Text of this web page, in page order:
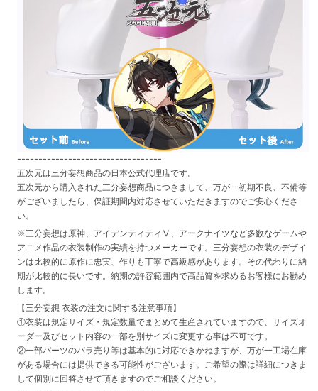
----------------------------------
五次元は三分妄想商品の日本公式代理店です。
五次元から購入された三分妄想商品につきまして、万が一初期不良、不備等
がございましたら、保証期間内対応させていただきますのでご安心くださ
い。
※三分妄想は原神、アイデンティティⅤ、アークナイツなど多数なゲームや
アニメ作品の衣装制作の実績を持つメーカーです。三分妄想の衣装のデザイ
ンは比較的に原作に忠実、作りも丁寧で高級感があります。その代わりに納
期が比較的に長いです。納期の許容範囲内で高品質を求めるお客様にお勧め
します。
【三分妄想 衣装の注文に関する注意事項】
①衣装は規定サイズ・規定数量でまとめて生産されていますので、サイズオ
ーダー及びセット内容の一部を別サイズに変更する事は不可です。
②一部パーツのバラ売り等は基本的に対応できかねますが、万が一工場在庫
がある場合には提供できる可能性がございます。ご希望の際は詳細につきま
して個別に回答させて頂きますのでご相談ください。